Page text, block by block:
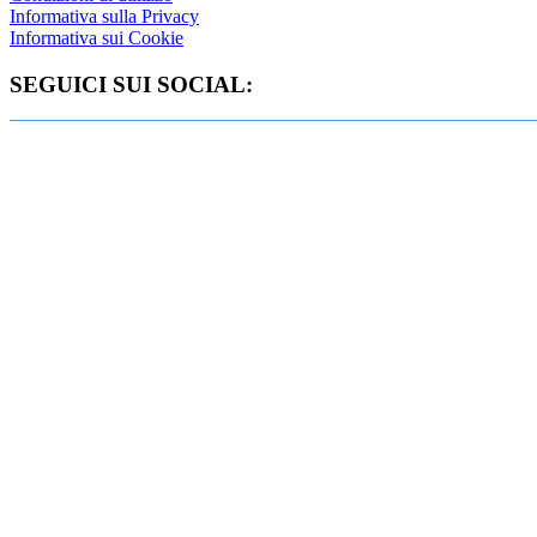
Informativa sulla Privacy
Informativa sui Cookie
SEGUICI SUI SOCIAL: